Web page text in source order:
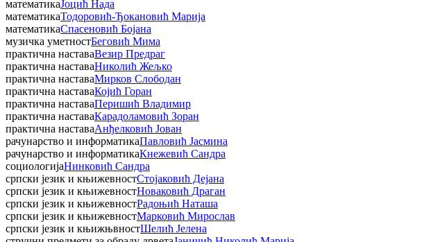
математикаЈоцић Нада
математикаТодоровић-Ђокановић Марија
математикаСпасеновић Бојана
музичка уметностБеговић Мима
практична наставаВезир Предраг
практична наставаНиколић Жељко
практична наставаМирков Слободан
практична наставаКојић Горан
практична наставаПеришић Владимир
практична наставаКарадоламовић Зоран
практична наставаАнђелковић Јован
рачунарство и информатикаПавловић Јасмина
рачунарство и информатикаКнежевић Сандра
социологијаНинковић Сандра
српски језик и књижевностСтојаковић Дејана
српски језик и књижевностНоваковић Драган
српски језик и књижевностРадоњић Наташа
српски језик и књижевностМарковић Мирослав
српски језик и књижњвностШелић Јелена